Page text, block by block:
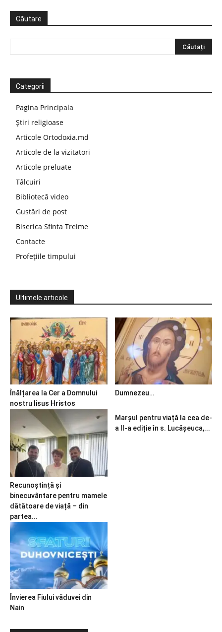
Căutare
Categorii
Pagina Principala
Știri religioase
Articole Ortodoxia.md
Articole de la vizitatori
Articole preluate
Tâlcuiri
Bibliotecă video
Gustări de post
Biserica Sfinta Treime
Contacte
Profețiile timpului
Ultimele articole
Înălțarea la Cer a Domnului
nostru Iisus Hristos
Dumnezeu…
Recunoștință și
binecuvântare pentru mamele
dătătoare de viață – din
partea...
Marșul pentru viață la cea de-
a II-a ediție în s. Lucășeuca,...
Învierea Fiului văduvei din
Nain